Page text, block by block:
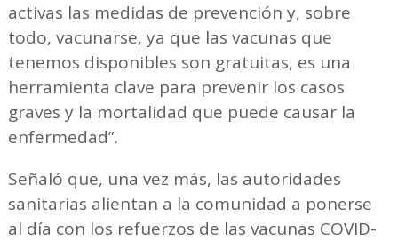
activas las medidas de prevención y, sobre
todo, vacunarse, ya que las vacunas que
tenemos disponibles son gratuitas, es una
herramienta clave para prevenir los casos
graves y la mortalidad que puede causar la
enfermedad”.
Señaló que, una vez más, las autoridades
sanitarias alientan a la comunidad a ponerse
al día con los refuerzos de las vacunas COVID-